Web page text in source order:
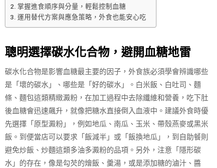
掌握進食順序與分量，輕鬆控制血糖
運用替代方案與應急策略，外食也能安心吃
聰明選擇碳水化合物，避開血糖地雷
碳水化合物是影響血糖最主要的因子，外食族必須學會辨識哪些
是「壞的碳水」、哪些是「好的碳水」。白米飯、白吐司、麵
條、麵包這類精緻澱粉，在加工過程中去除纖維和營養，吃下肚
後血糖會迅速飆升，就像把糖水直接倒入血液中。建議外食時優
先選擇「原型澱粉」，例如地瓜、南瓜、玉米、帶殼燕麥或黑米
飯。到便當店可以要求「飯減半」或「飯換地瓜」，到自助餐則
避免炒飯、炒麵這類多油多澱粉的品項。另外，注意「隱形碳
水」的存在，像是勾芡的燴飯、羹湯，或是添加糖的滷汁、醬